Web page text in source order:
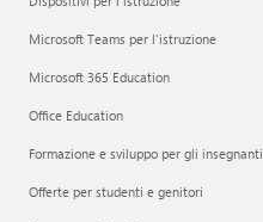
Microsoft Teams per l'istruzione
Microsoft 365 Education
Office Education
Formazione e sviluppo per gli insegnanti
Offerte per studenti e genitori